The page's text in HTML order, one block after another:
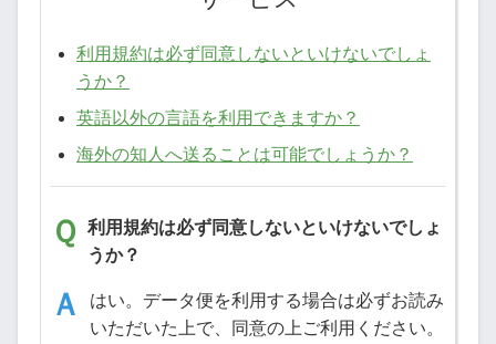
利用規約は必ず同意しないといけないでしょ
うか？
英語以外の言語を利用できますか？
海外の知人へ送ることは可能でしょうか？
利用規約は必ず同意しないといけないでしょ
うか？
はい。データ便を利用する場合は必ずお読み
いただいた上で、同意の上ご利用ください。